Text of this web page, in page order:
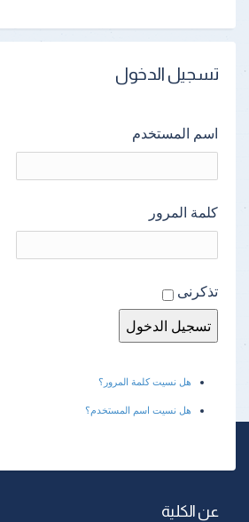
تسجيل الدخول
اسم المستخدم
كلمة المرور
تذكرنى
هل نسيت كلمة المرور؟
هل نسيت اسم المستخدم؟
عن الكلية